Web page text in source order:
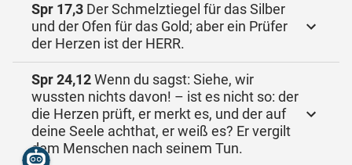
Spr 17,3 Der Schmelztiegel für das Silber
und der Ofen für das Gold; aber ein Prüfer
der Herzen ist der HERR.
Spr 24,12Wenn du sagst: Siehe, wir
wussten nichts davon! – ist es nicht so: der
die Herzen prüft, er merkt es, und der auf
deine Seele achthat, er weiß es? Er vergilt
dem Menschen nach seinem Tun.